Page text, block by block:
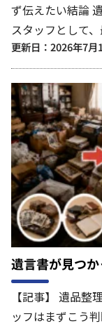
ず伝えたい結論
スタッフとして
更新日：2026年7月
遺言書が見つ
【記事】 遺品整
ッフはまずこう